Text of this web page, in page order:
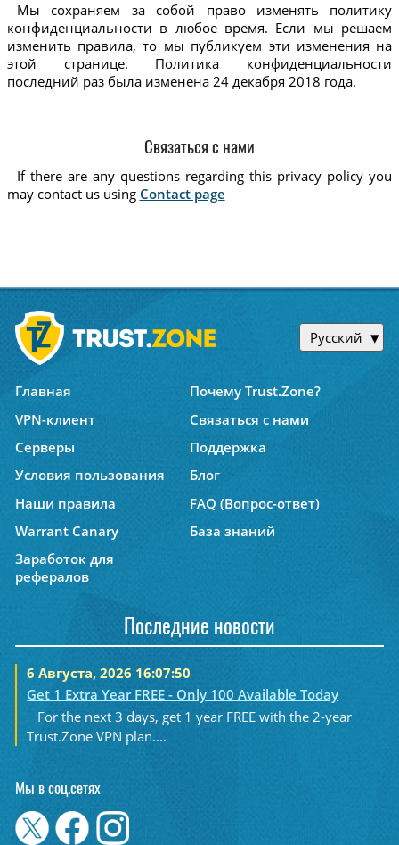
Мы сохраняем за собой право изменять политику
конфиденциальности в любое время. Если мы решаем
изменить правила, то мы публикуем эти изменения на
этой странице. Политика конфиденциальности
последний раз была изменена 24 декабря 2018 года.
Связаться с нами
If there are any questions regarding this privacy policy you
may contact us using Contact page
Русский
Главная
Почему Trust.Zone?
VPN-клиент
Связаться с нами
Серверы
Поддержка
Условия пользования
Блог
Наши правила
FAQ (Вопрос-ответ)
Warrant Canary
База знаний
Заработок для
рефералов
Последние новости
6 Августа, 2026 16:07:50
Get 1 Extra Year FREE - Only 100 Available Today
For the next 3 days, get 1 year FREE with the 2-year
Trust.Zone VPN plan....
Мы в соц.сетях